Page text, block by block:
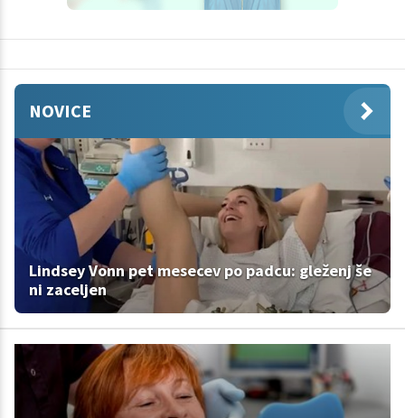
NOVICE
Lindsey Vonn pet mesecev po padcu: gleženj še
ni zaceljen